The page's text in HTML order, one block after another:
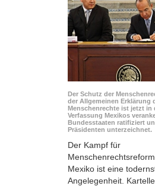
Der Schutz der
der Allgemeinen Erklärung
Menschenrechte ist jetzt in
Verfassung Mexikos
Bundesstaaten ratifiziert
Präsidenten unterzeichnet.
Der Kampf für
Mexiko ist eine
Angelegenheit.